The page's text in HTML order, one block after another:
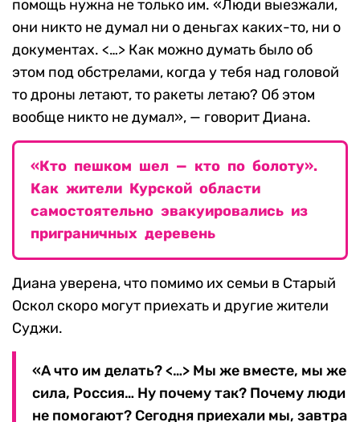
помощь нужна не только им. «Люди выезжали,
они никто не думал ни о деньгах каких-то, ни о
документах. <…> Как можно думать было об
этом под обстрелами, когда у тебя над головой
то дроны летают, то ракеты летаю? Об этом
вообще никто не думал», — говорит Диана.
«Кто пешком шел — кто по болоту».
Как жители Курской области
самостоятельно эвакуировались из
приграничных деревень
Диана уверена, что помимо их семьи в Старый
Оскол скоро могут приехать и другие жители
Суджи.
«А что им делать? <…> Мы же вместе, мы же
сила, Россия… Ну почему так? Почему люди
не помогают? Сегодня приехали мы, завтра